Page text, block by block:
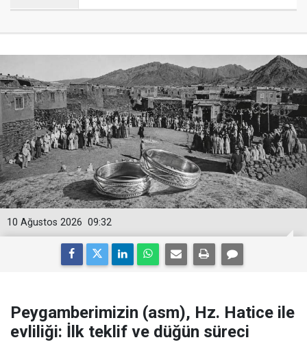
09:32
10 Ağustos 2026
Peygamberimizin (asm), Hz. Hatice ile
evliliği: İlk teklif ve düğün süreci